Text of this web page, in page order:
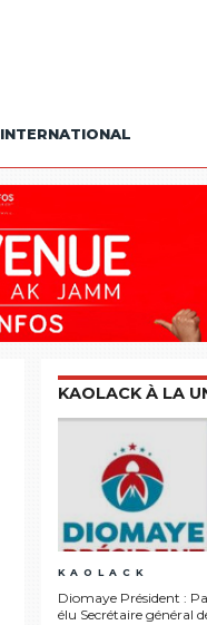
INTERNATIONAL
KAOLACK À LA
KAOLACK
Diomaye Président :
élu Secrétaire général